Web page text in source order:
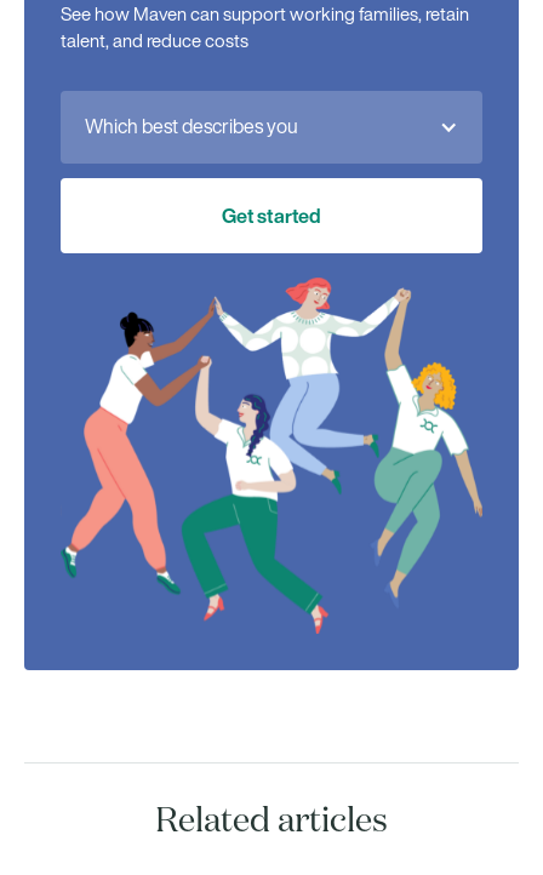
See how Maven can support working families, retain
talent, and reduce costs
Which best describes you
Get started
Related articles